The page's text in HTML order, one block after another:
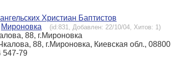
Христиан Баптистов
Мироновка (id:831, Добавлен: 22/10/04, Хитов: 1)
88, г.Мироновка
88, г.Мироновка, Киевская обл., 08800
547-79